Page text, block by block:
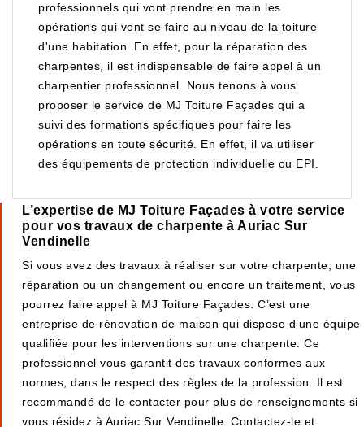
professionnels qui vont prendre en main les
opérations qui vont se faire au niveau de la toiture
d'une habitation. En effet, pour la réparation des
charpentes, il est indispensable de faire appel à un
charpentier professionnel. Nous tenons à vous
proposer le service de MJ Toiture Façades qui a
suivi des formations spécifiques pour faire les
opérations en toute sécurité. En effet, il va utiliser
des équipements de protection individuelle ou EPI.
L’expertise de MJ Toiture Façades à votre service
pour vos travaux de charpente à Auriac Sur
Vendinelle
Si vous avez des travaux à réaliser sur votre charpente, une
réparation ou un changement ou encore un traitement, vous
pourrez faire appel à MJ Toiture Façades. C’est une
entreprise de rénovation de maison qui dispose d’une équipe
qualifiée pour les interventions sur une charpente. Ce
professionnel vous garantit des travaux conformes aux
normes, dans le respect des règles de la profession. Il est
recommandé de le contacter pour plus de renseignements si
vous résidez à Auriac Sur Vendinelle. Contactez-le et